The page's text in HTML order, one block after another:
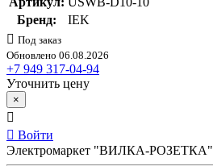
Бренд:
IEK
Под заказ
Обновлено 06.08.2026
+7 949 317-04-94
Уточнить цену
×
Войти
Электромаркет "ВИЛКА-РОЗЕТКА"